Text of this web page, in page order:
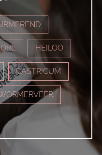
HEILOO
CASTRICUM